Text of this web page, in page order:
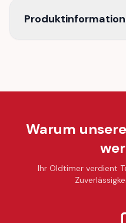
Warum
Ihr Oldtimer verdient